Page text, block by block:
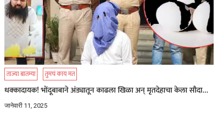
ताज्या बातम्या तुमचं काय मत
धक्कादायक! भोंदूबाबाने अंड्यातून काढला खिळा अन् मृतदेहाचा केला सौदा…
जानेवारी 11, 2025